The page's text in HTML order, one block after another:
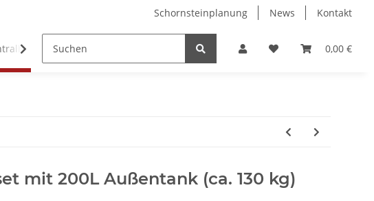
Schornsteinplanung News Kontakt
0,00 €
mit 200L Außentank (ca. 130 kg)